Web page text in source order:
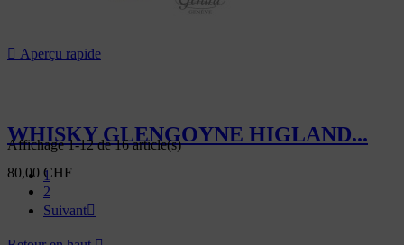
 Aperçu rapide
WHISKY GLENGOYNE HIGLAND...
80,00 CHF
Affichage 1-12 de 16 article(s)
1
2
Suivant